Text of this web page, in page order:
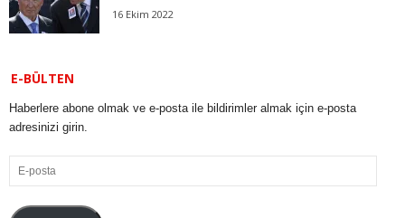
16 Ekim 2022
E-BÜLTEN
Haberlere abone olmak ve e-posta ile bildirimler almak için e-posta
adresinizi girin.
E-
posta